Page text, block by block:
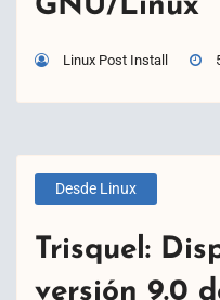
GNU/Linux
Linux Post Install
Desde Linux
Trisquel:
versión 9.0